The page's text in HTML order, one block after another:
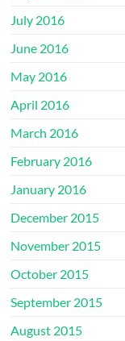
July 2016
June 2016
May 2016
April 2016
March 2016
February 2016
January 2016
December 2015
November 2015
October 2015
September 2015
August 2015